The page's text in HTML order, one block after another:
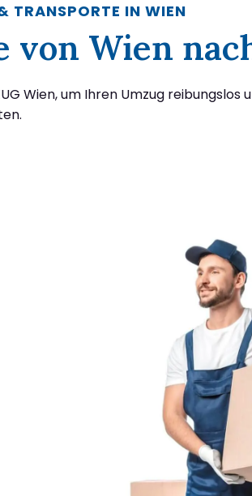
TRANSPORTE IN WIEN
Wien
Wien, um Ihren Umzug reibungslos